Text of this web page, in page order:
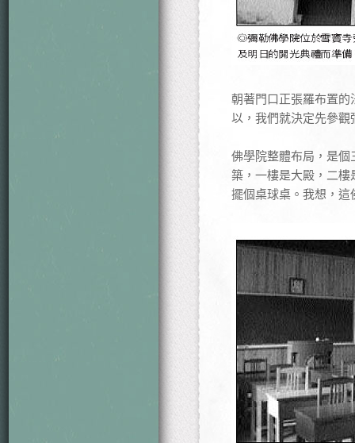
朝著門口正張羅布置
以，我們就決定先參
佛學院整體布局，是
築，一樓是大殿，二
擺個桌球桌。我想，